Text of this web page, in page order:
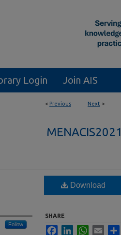
Login Join AIS
< Previous Next >
MENACIS2021
Follow
Download
SHARE
FacebookLinkedInWhatsApp
Email